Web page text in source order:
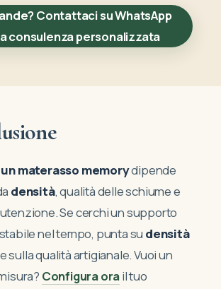
Contattaci su WhatsApp
consulenza personalizzata
materasso memorydipende
densità, qualità delle schiume e
Se cerchi un supporto
nel tempo, punta su densità
e sulla qualità artigianale. Vuoi un
Configura orail tuo